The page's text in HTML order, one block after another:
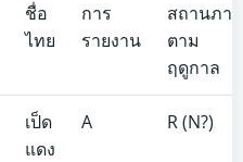
ชื่อ
ไทย
การ
รายงาน
สถานภาพ
ตาม
ฤดูกาล
เป็ด
แดง
A R (N?)